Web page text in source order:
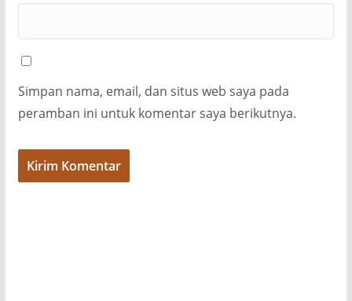
Simpan nama, email, dan situs web saya pada
peramban ini untuk komentar saya berikutnya.